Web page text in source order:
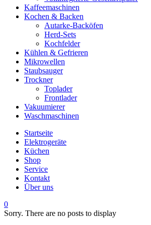
Kaffeemaschinen
Kochen & Backen
Autarke-Backöfen
Herd-Sets
Kochfelder
Kühlen & Gefrieren
Mikrowellen
Staubsauger
Trockner
Toplader
Frontlader
Vakuumierer
Waschmaschinen
Startseite
Elektrogeräte
Küchen
Shop
Service
Kontakt
Über uns
0
Sorry. There are no posts to display